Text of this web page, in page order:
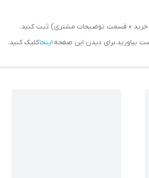
خرید » قسمت توضیحات مشتری) ثبت کنید.
بیاورید.برای دیدن این صفحه اینجاکلیک کنید.